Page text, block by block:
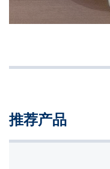
推荐产品